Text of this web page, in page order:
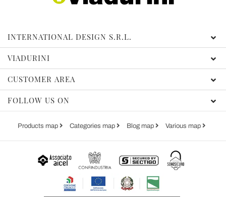
INTERNATIONAL DESIGN S.R.L.
VIADURINI
CUSTOMER AREA
FOLLOW US ON
Products map Categories map Blog map Various map